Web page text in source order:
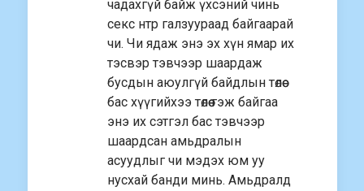
чадахгүй байж үхсэний чинь
секс нтр галзуураад байгаарай
чи. Чи ядаж энэ эх хүн ямар их
тэсвэр тэвчээр шаардаж
бусдын аюулгүй байдлын төлөө
бас хүүгийхээ төлөө гэж байгаа
энэ их сэтгэл бас тэвчээр
шаардсан амьдралын
асуудлыг чи мэдэх юм уу
нусхай банди минь. Амьдралд